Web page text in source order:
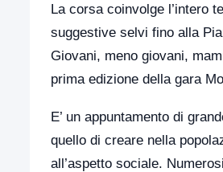
La corsa coinvolge l’intero
suggestive selvi fino alla
Giovani, meno giovani,
prima edizione della gara
E’ un appuntamento di
quello di creare nella
all’aspetto sociale.